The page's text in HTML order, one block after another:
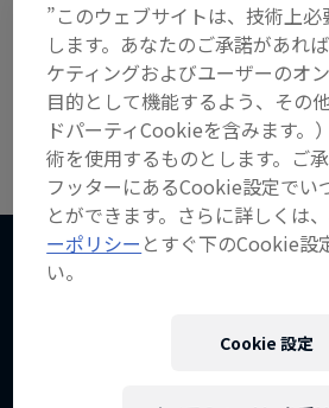
2025年8月27日–9月4日
クラウドブレイク, フィジ
リプレイを観る
作品名【インフレク
”このウェブサイトは、技術上
します。あなたのご承諾があれ
ケティングおよびユーザーのオ
目的として機能するよう、その
ドパーティCookieを含みます。
術を使用するものとします。ご
フッターにあるCookie設定でい
とができます。さらに詳しくは
ーポリシー とすぐ下のCookie設
い。
Cookie 設定